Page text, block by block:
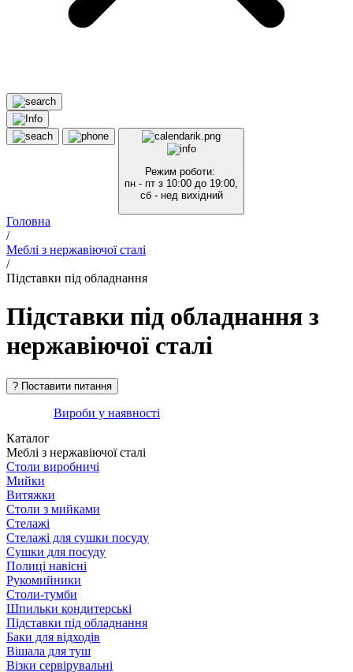
Режим роботи:
пн - пт з 10:00 до 19:00,
сб - нед вихідний
Головна
/
Меблі з нержавіючої сталі
/
Підставки під обладнання
Підставки під обладнання з
нержавіючої сталі
Вироби у наявності
Каталог
Меблі з нержавіючої сталі
Столи виробничі
Мийки
Витяжки
Столи з мийками
Стелажі
Стелажі для сушки посуду
Сушки для посуду
Полиці навісні
Рукомийники
Столи-тумби
Шпильки кондитерські
Підставки під обладнання
Баки для відходів
Вішала для туш
Візки сервірувальні